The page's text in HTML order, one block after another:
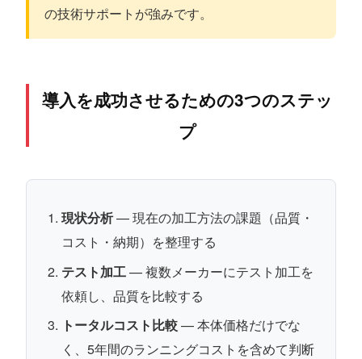
の技術サポートが強みです。
導入を成功させるための3つのステッ
プ
現状分析— 現在の加工方法の課題（品質・
コスト・納期）を整理する
テスト加工— 複数メーカーにテスト加工を
依頼し、品質を比較する
トータルコスト比較— 本体価格だけでな
く、5年間のランニングコストを含めて判断